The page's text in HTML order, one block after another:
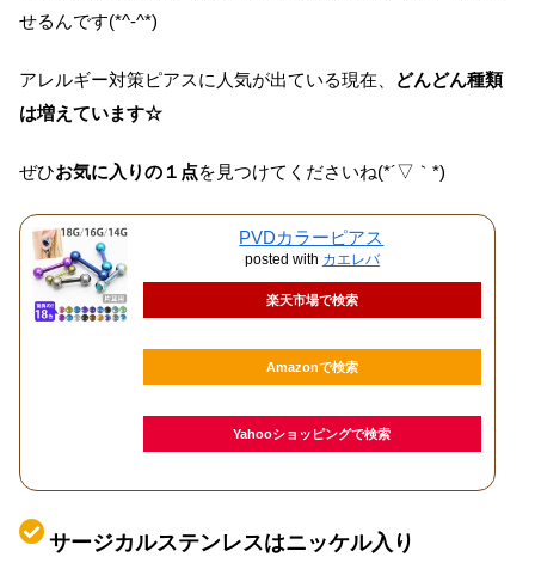
せるんです(*^-^*)
アレルギー対策ピアスに人気が出ている現在、
どんどん種類
は増えています☆
ぜひお気に入りの１点を見つけてくださいね(*´▽｀*)
PVDカラーピアス
posted with カエレバ
楽天市場で検索
Amazonで検索
Yahooショッピングで検索
サージカルステンレスはニッケル入り